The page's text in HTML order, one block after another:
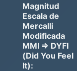
Magnitud
Escala de
Mercalli
Modificada
MMI => DYFI
(Did You Feel
It):